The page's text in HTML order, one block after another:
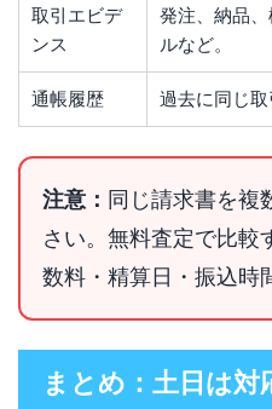
取引エビデ
ンス
発注、納品
ルなど。
通帳履歴 過去に同じ取
注意： 同じ請求書を複
さい。無料査定で比較
数料・精算日・振込時
まとめ：土日は対